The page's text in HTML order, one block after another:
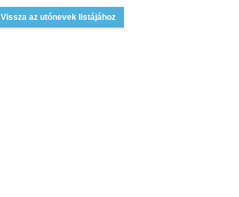
Vissza az utónevek listájához